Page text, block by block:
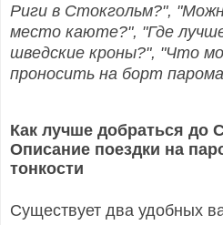
Риги в Стокгольм?",
место каюте?", "Где
шведские кроны?", "Что
проносить на борт
Как лучше добраться до
Описание поездки на
тонкости
Существует два удобных